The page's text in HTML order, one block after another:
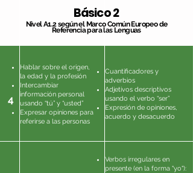
4
Hablar sobre el origen,
la edad y la profesión
Intercambiar
información personal
usando “tú” y “usted”
Expresar opiniones para
referirse a las personas
Cuantificadores y
adverbios
Adjetivos descriptivos
usando el verbo “ser”
Expresión de opiniones,
acuerdo y desacuerdo
Verbos irregulares en
presente (en la forma "yo"):
Básico 2
Nivel A1.2 según el Marco Común Europeo de
Referencia para las Lenguas